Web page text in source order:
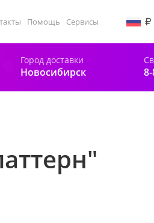
Помощь Сервисы
Город доставки
Новосибирск